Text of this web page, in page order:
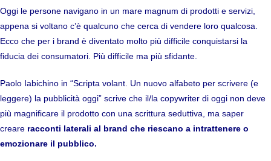
Oggi le persone navigano in un mare magnum di prodotti e servizi,
appena si voltano c’è qualcuno che cerca di vendere loro qualcosa.
Ecco che per i brand è diventato molto più difficile conquistarsi la
fiducia dei consumatori. Più difficile ma più sfidante.
Paolo Iabichino in “Scripta volant. Un nuovo alfabeto per scrivere (e
leggere) la pubblicità oggi” scrive che il/la copywriter di oggi non deve
più magnificare il prodotto con una scrittura seduttiva, ma saper
creare racconti laterali al brand che riescano a intrattenere o
emozionare il pubblico.